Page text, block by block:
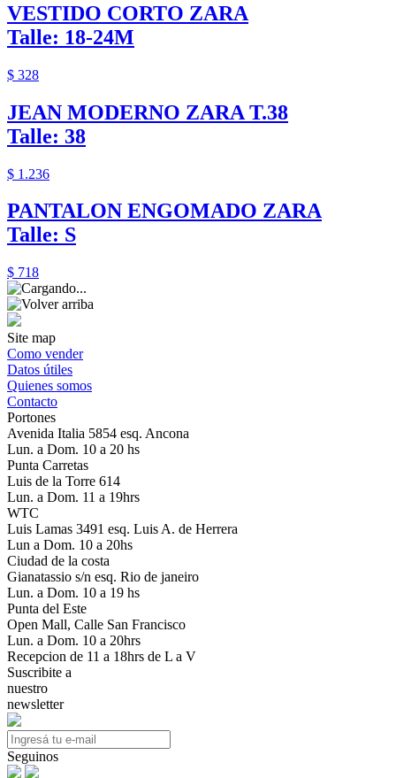
VESTIDO CORTO ZARA
Talle: 18-24M
$ 328
JEAN MODERNO ZARA T.38
Talle: 38
$ 1.236
PANTALON ENGOMADO ZARA
Talle: S
$ 718
Site map
Como vender
Datos útiles
Quienes somos
Contacto
Portones
Avenida Italia 5854 esq. Ancona
Lun. a Dom. 10 a 20 hs
Punta Carretas
Luis de la Torre 614
Lun. a Dom. 11 a 19hrs
WTC
Luis Lamas 3491 esq. Luis A. de Herrera
Lun a Dom. 10 a 20hs
Ciudad de la costa
Gianatassio s/n esq. Rio de janeiro
Lun. a Dom. 10 a 19 hs
Punta del Este
Open Mall, Calle San Francisco
Lun. a Dom. 10 a 20hrs
Recepcion de 11 a 18hrs de L a V
Suscribite a
nuestro
newsletter
Seguinos